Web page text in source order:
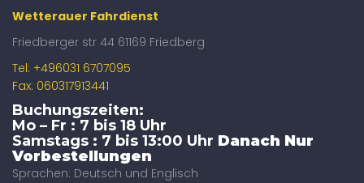
Wetterauer Fahrdienst
Friedberger str 44 61169 Friedberg
Tel: +496031 6707095
Fax: 060317913441
Buchungszeiten:
Mo – Fr : 7 bis 18 Uhr
Samstags : 7 bis 13:00 Uhr Danach Nur
Vorbestellungen
Sprachen: Deutsch und Englisch